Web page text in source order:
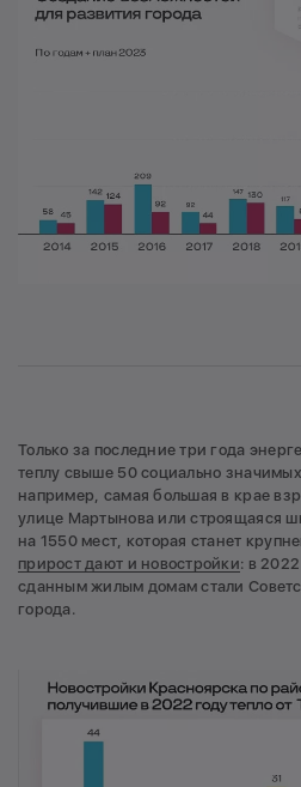
Только за последние три года
теплу свыше 50 социально
например, самая большая в крае
улице Мартынова или строящаяся
на 1550 мест, которая станет
прирост дают и новостройки: в
сданным жилым домам стали
города.